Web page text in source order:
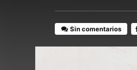
Sin comentarios